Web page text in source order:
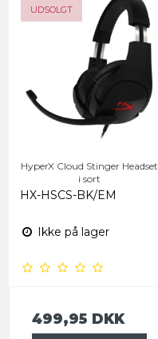
UDSOLGT
HyperX Cloud Stinger Headset
i sort
HX-HSCS-BK/EM
Ikke på lager
499,95 DKK